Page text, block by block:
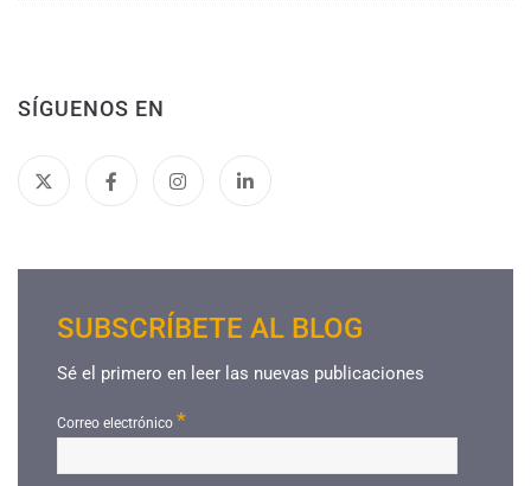
SÍGUENOS EN
SUBSCRÍBETE AL BLOG
Sé el primero en leer las nuevas publicaciones
Correo electrónico *